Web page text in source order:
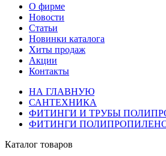
О фирме
Новости
Статьи
Новинки каталога
Хиты продаж
Акции
Контакты
НА ГЛАВНУЮ
САНТЕХНИКА
ФИТИНГИ И ТРУБЫ
ФИТИНГИ
Каталог товаров